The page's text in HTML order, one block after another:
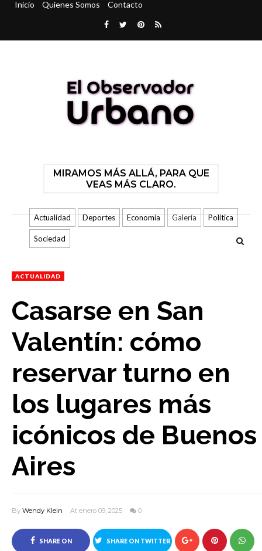
Inicio Quienes Somos Contacto
MIRAMOS MÁS ALLÁ, PARA QUE
VEAS MÁS CLARO.
Actualidad Deportes Economía Galería Politica
Sociedad
ACTUALIDAD
Casarse en San
Valentín: cómo
reservar turno en
los lugares más
icónicos de Buenos
Aires
By Wendy Klein At enero 09, 2025 0
SHARE ON SHARE ON TWITTER